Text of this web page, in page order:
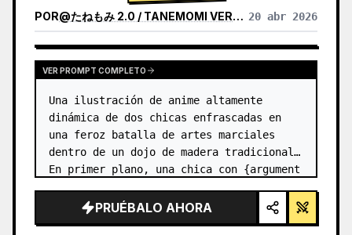
POR@たねもみ 2.0 / TANEMOMI VER2.0 20 abr 2026
VER PROMPT COMPLETO
Una ilustración de anime altamente
dinámica de dos chicas enfrascadas en
una feroz batalla de artes marciales
dentro de un dojo de madera tradicional.
En primer plano, una chica con {argument
negro en un moño alto con c…
PRUÉBALO AHORA